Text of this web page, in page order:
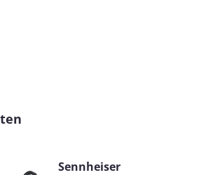
Sennheiser